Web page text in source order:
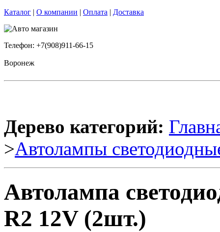
Каталог | О компании | Оплата | Доставка
Телефон: +7(908)911-66-15
Воронеж
Дерево категорий:
>Автолампы
Автолампа
R2 12V (2шт.)